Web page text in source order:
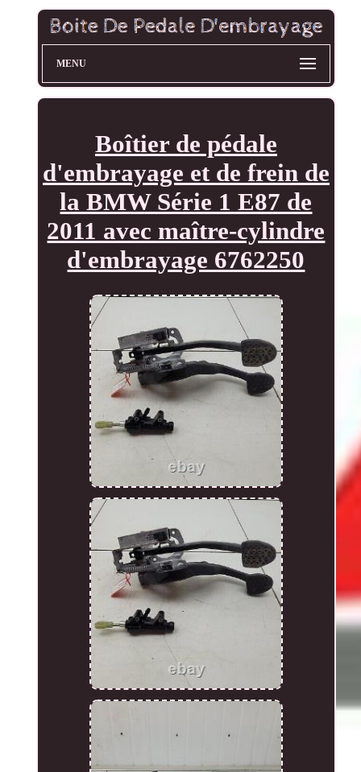
MENU
Boîtier de pédale
d'embrayage et de frein de
la BMW Série 1 E87 de
2011 avec maître-cylindre
d'embrayage 6762250